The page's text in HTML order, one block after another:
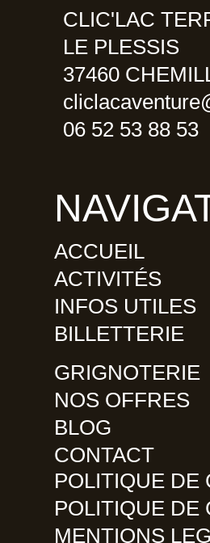
k
a
CLIC'LAC
LE PLESSIS
37460
06 52 53 88 53
ACCUEIL
ACTIVITÉS
INFOS UTILES
BILLETTERIE
GRIGNOTERIE
NOS OFFRES
BLOG
CONTACT
POLITIQUE DE
POLITIQUE DE
MENTIONS